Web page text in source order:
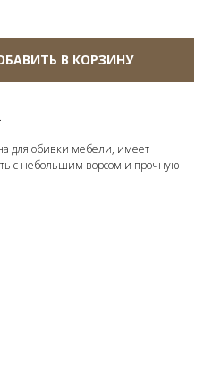
В КОРЗИНУ
для обивки мебели, имеет
с небольшим ворсом и прочную